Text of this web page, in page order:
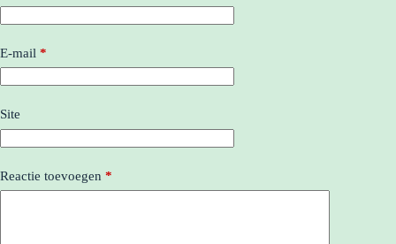
E-mail *
Site
Reactie toevoegen *